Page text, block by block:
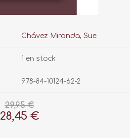
Chávez Miranda, Sue
1 en stock
978-84-10124-62-2
29,95 €
28,45 €